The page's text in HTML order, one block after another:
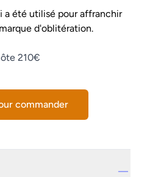
a été utilisé pour affranchir
d'oblitération.
210€
commander